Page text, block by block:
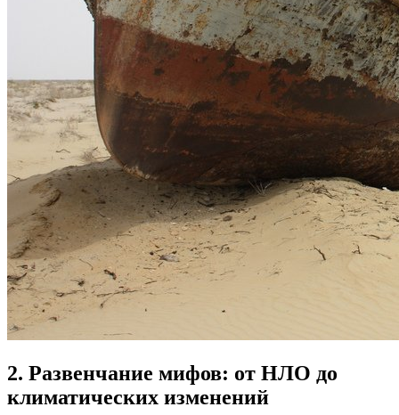
2. Развенчание мифов: от НЛО до
климатических изменений